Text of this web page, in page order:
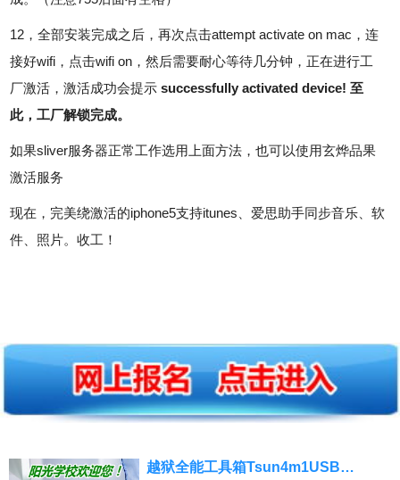
12，全部安装完成之后，再次点击attempt activate on mac，连
接好wifi，点击wifi on，然后需要耐心等待几分钟，正在进行工
厂激活，激活成功会提示successfully activated device! 至
此，工厂解锁完成。
如果sliver服务器正常工作选用上面方法，也可以使用玄烨品果
激活服务
现在，完美绕激活的iphone5支持itunes、爱思助手同步音乐、软
件、照片。收工！
越狱全能工具箱Tsun4m1USB…